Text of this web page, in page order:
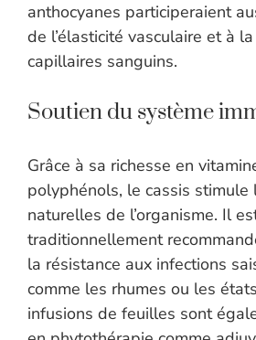
anthocyanes participeraient
de l’élasticité vasculaire et à
capillaires sanguins.
Soutien du système
Grâce à sa richesse en
polyphénols, le cassis stimule
naturelles de l’organisme. Il
traditionnellement
la résistance aux infections
comme les rhumes ou les
infusions de feuilles sont